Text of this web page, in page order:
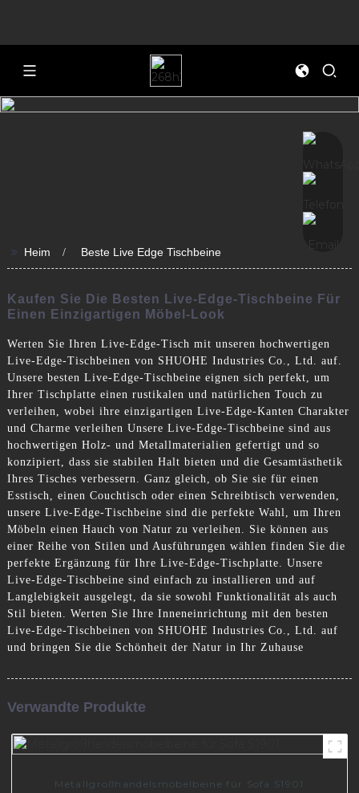
>> Heim Beste Live Edge Tischbeine
Kaufen Sie Die Besten Live-Edge-Tischbeine Für
Einen Einzigartigen Möbel-Look
Werten Sie Ihren Live-Edge-Tisch mit unseren hochwertigen
Live-Edge-Tischbeinen von SHUOHE Industries Co., Ltd. auf.
Unsere besten Live-Edge-Tischbeine eignen sich perfekt, um
Ihrer Tischplatte einen rustikalen und natürlichen Touch zu
verleihen, wobei ihre einzigartigen Live-Edge-Kanten Charakter
und Charme verleihen Unsere Live-Edge-Tischbeine sind aus
hochwertigen Holz- und Metallmaterialien gefertigt und so
konzipiert, dass sie stabilen Halt bieten und die Gesamtästhetik
Ihres Tisches verbessern. Ganz gleich, ob Sie sie für einen
Esstisch, einen Couchtisch oder einen Schreibtisch verwenden,
unsere Live-Edge-Tischbeine sind die perfekte Wahl, um Ihren
Möbeln einen Hauch von Natur zu verleihen. Sie können aus
einer Reihe von Stilen und Ausführungen wählen finden Sie die
perfekte Ergänzung für Ihre Live-Edge-Tischplatte. Unsere
Live-Edge-Tischbeine sind einfach zu installieren und auf
Langlebigkeit ausgelegt, da sie sowohl Funktionalität als auch
Stil bieten. Werten Sie Ihre Inneneinrichtung mit den besten
Live-Edge-Tischbeinen von SHUOHE Industries Co., Ltd. auf
und bringen Sie die Schönheit der Natur in Ihr Zuhause
Verwandte Produkte
Metallgroßhandelsmöbelbeine für Sofa S1901